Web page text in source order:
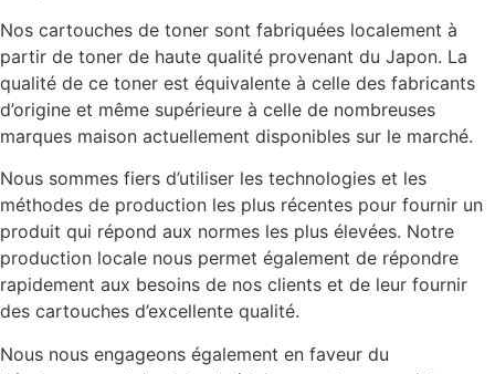
Nos cartouches de toner sont fabriquées localement à
partir de toner de haute qualité provenant du Japon. La
qualité de ce toner est équivalente à celle des fabricants
d’origine et même supérieure à celle de nombreuses
marques maison actuellement disponibles sur le marché.
Nous sommes fiers d’utiliser les technologies et les
méthodes de production les plus récentes pour fournir un
produit qui répond aux normes les plus élevées. Notre
production locale nous permet également de répondre
rapidement aux besoins de nos clients et de leur fournir
des cartouches d’excellente qualité.
Nous nous engageons également en faveur du